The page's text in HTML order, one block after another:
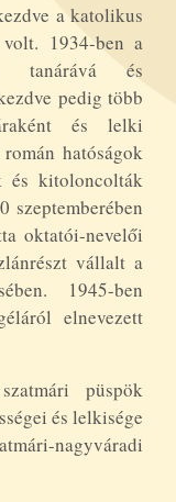
a katolikus
1934-ben a
tanárává és
pedig több
és lelki
hatóságok
és kitoloncolták
szeptemberében
oktatói-nevelői
vállalt a
1945-ben
elnevezett
püspök
és lelkisége
nagyváradi